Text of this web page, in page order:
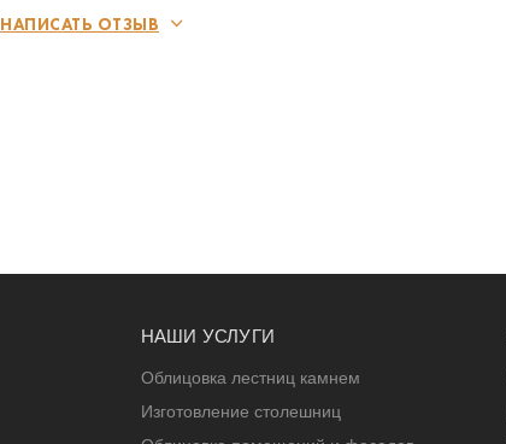
НАПИСАТЬ ОТЗЫВ
НАШИ УСЛУГИ
Облицовка лестниц камнем
Изготовление столешниц